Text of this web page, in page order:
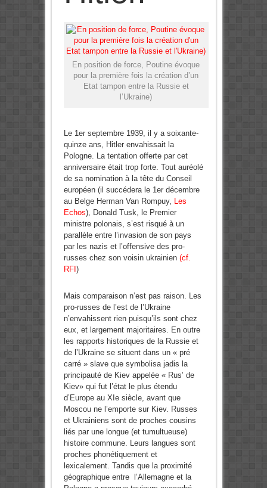
En position de force, Poutine évoque
pour la première fois la création d’un
Etat tampon entre la Russie et
l’Ukraine)
Le 1er septembre 1939, il y a soixante-
quinze ans, Hitler envahissait la
Pologne. La tentation offerte par cet
anniversaire était trop forte. Tout auréolé
de sa nomination à la tête du Conseil
européen (il succédera le 1er décembre
au Belge Herman Van Rompuy, Les
Echos), Donald Tusk, le Premier
ministre polonais, s’est risqué à un
parallèle entre l’invasion de son pays
par les nazis et l’offensive des pro-
russes chez son voisin ukrainien (cf.
RFI )
Mais comparaison n’est pas raison. Les
pro-russes de l’est de l’Ukraine
n’envahissent rien puisqu’ils sont chez
eux, et largement majoritaires. En outre
les rapports historiques de la Russie et
de l’Ukraine se situent dans un « pré
carré » slave que symbolisa jadis la
principauté de Kiev appelée « Rus’ de
Kiev» qui fut l’état le plus étendu
d’Europe au XIe siècle, avant que
Moscou ne l’emporte sur Kiev. Russes
et Ukrainiens sont de proches cousins
liés par une longue (et tumultueuse)
histoire commune. Leurs langues sont
proches phonétiquement et
lexicalement. Tandis que la proximité
géographique entre l’Allemagne et la